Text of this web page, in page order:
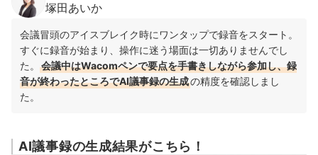
塚田あいか
会議冒頭のアイスブレイク時にワンタップで録音をスタート。
すぐに録音が始まり、操作に迷う場面は一切ありませんでし
た。
会議中はWacomペンで要点を手書きしながら参加し、録
音が終わったところでAI議事録の生成の精度を確認しまし
た。
AI議事録の生成結果がこちら！